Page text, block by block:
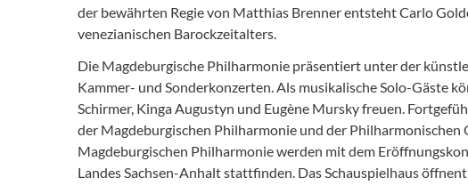
der bewährten Regie von Matthias Brenner entsteht Carlo
venezianischen Barockzeitalters.
Die Magdeburgische Philharmonie präsentiert unter der
Kammer- und Sonderkonzerten. Als musikalische Solo-Gäste
Schirmer, Kinga Augustyn und Eugène Mursky freuen.
der Magdeburgischen Philharmonie und der
Magdeburgischen Philharmonie werden mit dem
Landes Sachsen-Anhalt stattfinden. Das Schauspielhaus